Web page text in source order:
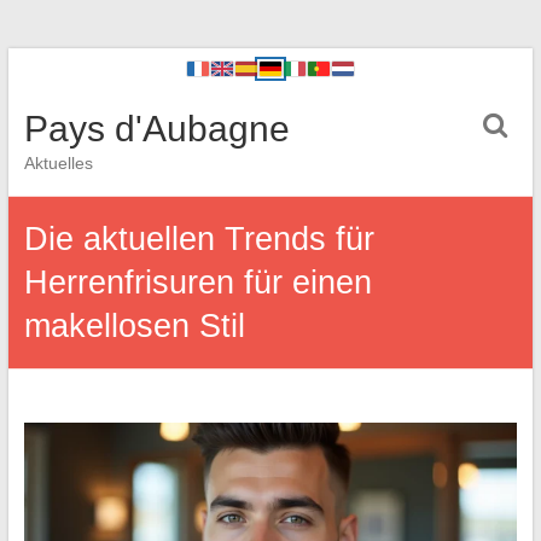
Pays d'Aubagne
Aktuelles
Die aktuellen Trends für
Herrenfrisuren für einen
makellosen Stil